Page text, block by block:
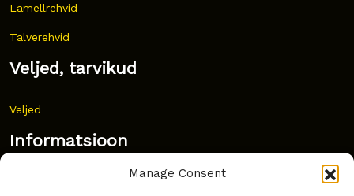
Manage Consent
Lamellrehvid
Talverehvid
Veljed, tarvikud
Veljed
Informatsioon